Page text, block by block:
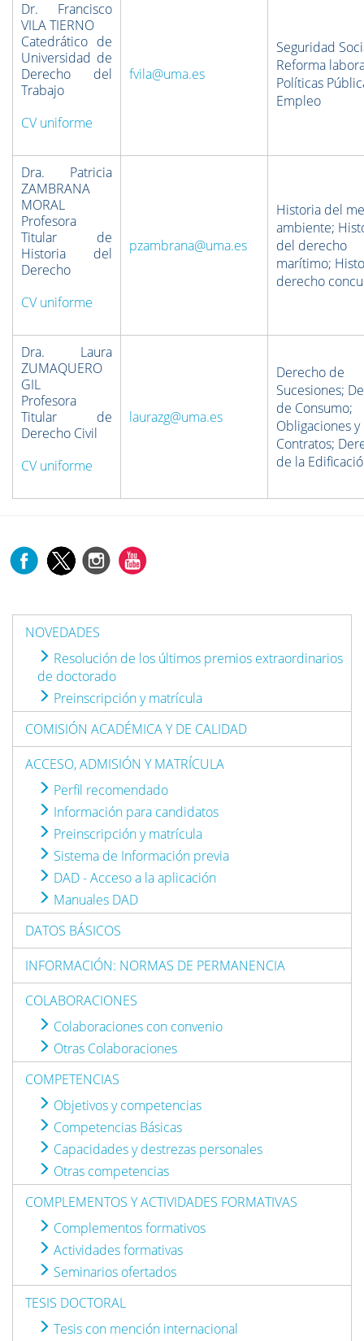
Dr. Francisco
VILA TIERNO
Catedrático de
Universidad de
Derecho del
Trabajo
CV uniforme
fvila@uma.es
Seguridad
Reforma
Políticas
Empleo
Dra. Patricia
ZAMBRANA
MORAL
Profesora
Titular de
Historia del
Derecho
CV uniforme
pzambrana@uma.es
Historia del
ambiente;
del derecho
marítimo;
derecho
Dra. Laura
ZUMAQUERO
GIL
Profesora
Titular de
Derecho Civil
CV uniforme
laurazg@uma.es
Derecho de
Sucesiones;
de Consumo;
Obligaciones y
Contratos;
de la
NOVEDADES
Resolución de los últimos premios extraordinarios
de doctorado
Preinscripción y matrícula
COMISIÓN ACADÉMICA Y DE CALIDAD
ACCESO, ADMISIÓN Y MATRÍCULA
Perfil recomendado
Información para candidatos
Preinscripción y matrícula
Sistema de Información previa
DAD - Acceso a la aplicación
Manuales DAD
DATOS BÁSICOS
INFORMACIÓN: NORMAS DE PERMANENCIA
COLABORACIONES
Colaboraciones con convenio
Otras Colaboraciones
COMPETENCIAS
Objetivos y competencias
Competencias Básicas
Capacidades y destrezas personales
Otras competencias
COMPLEMENTOS Y ACTIVIDADES FORMATIVAS
Complementos formativos
Actividades formativas
Seminarios ofertados
TESIS DOCTORAL
Tesis con mención internacional